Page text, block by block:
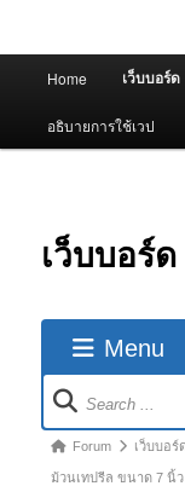
Home เว็บบอร์ด
อธิบายการใช้เวป
เว็บบอร์ด
Menu
Forum
Navigation
Forum
breadcrumbs
Forum เว็บบอร์
ม้วนเทปรีล ขนาด 7 นิ้